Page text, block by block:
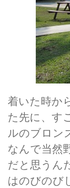
着いた時か
た先に、す
ルのブロン
なんで当然
だと思うん
はのびのび